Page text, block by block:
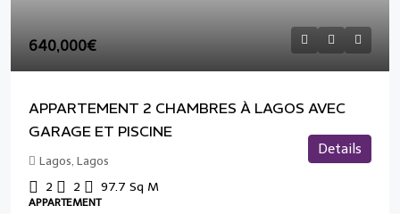
640,000€
APPARTEMENT 2 CHAMBRES À LAGOS AVEC
GARAGE ET PISCINE
Lagos, Lagos
2 2 97.7 Sq M
APPARTEMENT
Details